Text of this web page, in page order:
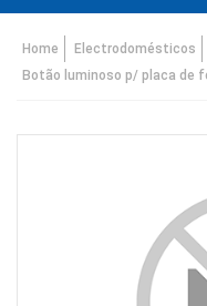
Home Electrodomésticos
Botão luminoso p/ placa de